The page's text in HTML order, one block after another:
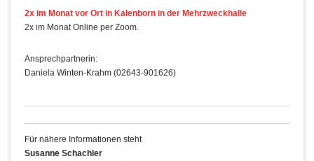
2x im Monat vor Ort in Kalenborn in der Mehrzweckhalle
2x im Monat Online per Zoom.
Ansprechpartnerin:
Daniela Winten-Krahm (02643-901626)
Für nähere Informationen steht
Susanne Schachler